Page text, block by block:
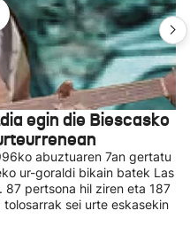
egin die Biescasko
abuztuaren 7an gertatu
ur-goraldi bikain batek Las
87 pertsona hil ziren eta 187
sei urte eskasekin